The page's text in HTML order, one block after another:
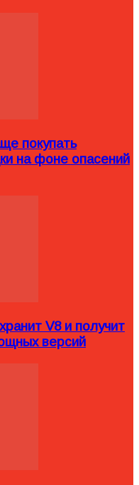
покупать
на фоне опасений
V8 и получит
версий